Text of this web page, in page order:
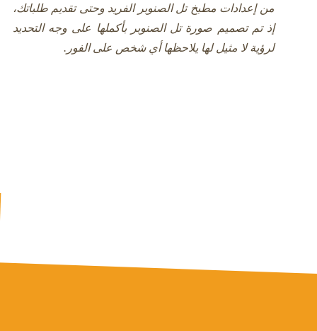
من إعدادات مطبخ تل الصنوبر الفريد وحتى تقديم طلباتك،
إذ تم تصميم صورة تل الصنوبر بأكملها على وجه التحديد
لرؤية لا مثيل لها يلاحظها أي شخص على الفور.